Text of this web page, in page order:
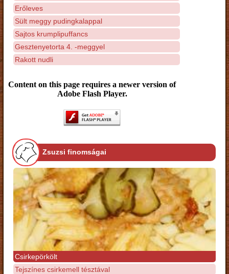
Erőleves
Sült meggy pudingkalappal
Sajtos krumplipuffancs
Gesztenyetorta 4. -meggyel
Rakott nudli
Content on this page requires a newer version of
Adobe Flash Player.
Zsuzsi finomságai
Csirkepörkölt
Tejszínes csirkemell tésztával